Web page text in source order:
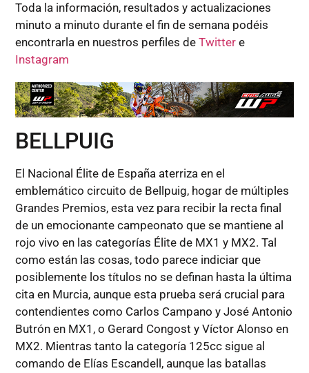
Toda la información, resultados y actualizaciones
minuto a minuto durante el fin de semana podéis
encontrarla en nuestros perfiles de Twittere
Instagram
BELLPUIG
El Nacional Élite de España aterriza en el
emblemático circuito de Bellpuig, hogar de múltiples
Grandes Premios, esta vez para recibir la recta final
de un emocionante campeonato que se mantiene al
rojo vivo en las categorías Élite de MX1 y MX2. Tal
como están las cosas, todo parece indiciar que
posiblemente los títulos no se definan hasta la última
cita en Murcia, aunque esta prueba será crucial para
contendientes como Carlos Campano y José Antonio
Butrón en MX1, o Gerard Congost y Víctor Alonso en
MX2. Mientras tanto la categoría 125cc sigue al
comando de Elías Escandell, aunque las batallas